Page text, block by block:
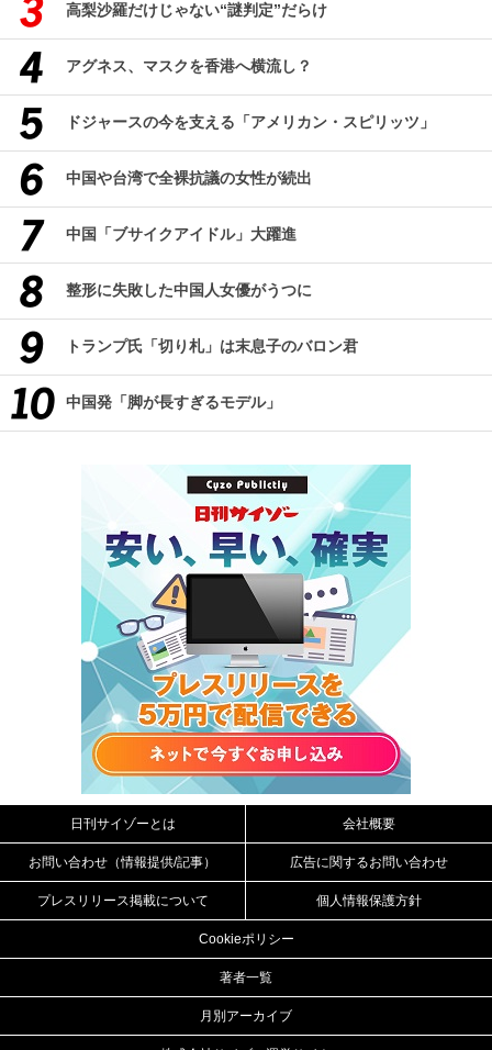
高梨沙羅だけじゃない“謎判定”だらけ
アグネス、マスクを香港へ横流し？
ドジャースの今を支える「アメリカン・スピリッツ」
中国や台湾で全裸抗議の女性が続出
中国「ブサイクアイドル」大躍進
整形に失敗した中国人女優がうつに
トランプ氏「切り札」は末息子のバロン君
中国発「脚が長すぎるモデル」
日刊サイゾーとは 会社概要
お問い合わせ（情報提供/記事） 広告に関するお問い合わせ
プレスリリース掲載について 個人情報保護方針
Cookieポリシー
著者一覧
月別アーカイブ